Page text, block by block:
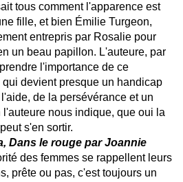
tous comment l'apparence est
fille, et bien Émilie Turgeon,
entrepris par Rosalie pour
un beau papillon. L'auteure, par
l'importance de ce
devient presque un handicap
de la persévérance et un
nous indique, que oui la
s'en sortir.
Dans le rouge par Joannie
des femmes se rappellent leurs
prête ou pas, c'est toujours un